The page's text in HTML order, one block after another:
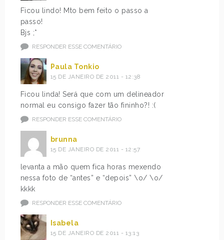
Ficou lindo! Mto bem feito o passo a
passo!
Bjs ;*
RESPONDER ESSE COMENTÁRIO
Paula Tonkio
15 DE JANEIRO DE 2011 - 12:38
Ficou linda! Será que com um delineador
normal eu consigo fazer tão fininho?! :(
RESPONDER ESSE COMENTÁRIO
brunna
15 DE JANEIRO DE 2011 - 12:57
levanta a mão quem fica horas mexendo
nessa foto de “antes” e “depois” \o/ \o/
kkkk
RESPONDER ESSE COMENTÁRIO
Isabela
15 DE JANEIRO DE 2011 - 13:13